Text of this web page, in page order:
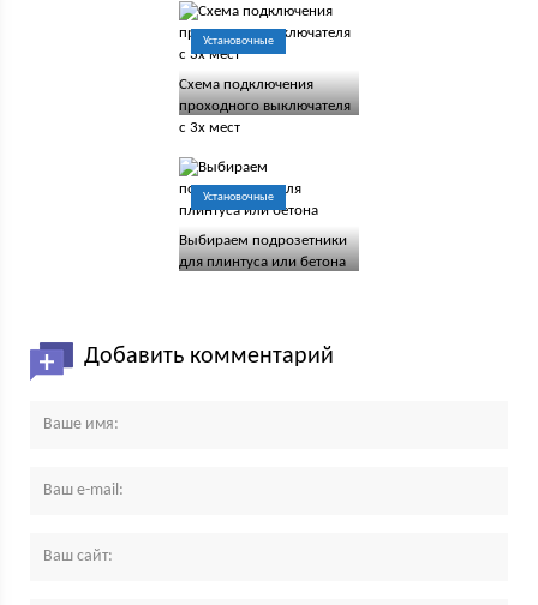
Установочные
Схема подключения
проходного выключателя
с 3х мест
Установочные
Выбираем подрозетники
для плинтуса или бетона
Добавить комментарий